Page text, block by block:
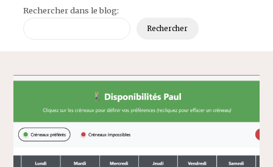
Rechercher dans le blog:
Rechercher